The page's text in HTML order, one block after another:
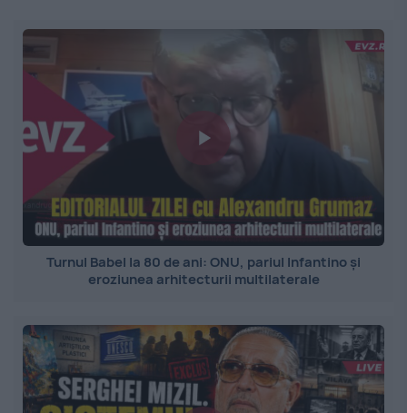
Turnul Babel la 80 de ani: ONU, pariul Infantino și
eroziunea arhitecturii multilaterale